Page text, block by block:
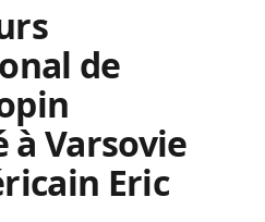
de
Varsovie
Eric